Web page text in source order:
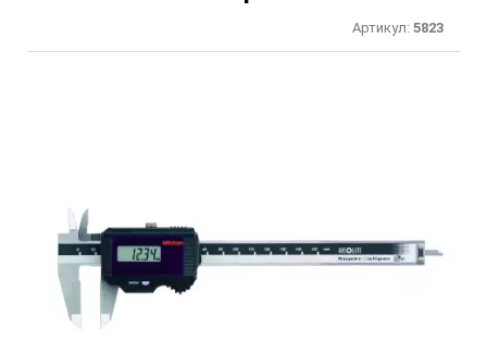
Артикул: 5823